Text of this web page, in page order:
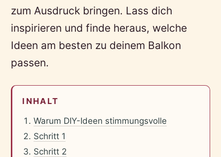
zum Ausdruck bringen. Lass dich
inspirieren und finde heraus, welche
Ideen am besten zu deinem Balkon
passen.
INHALT
Warum DIY-Ideen stimmungsvolle
Schritt 1
Schritt 2